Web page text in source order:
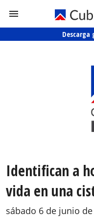
Descarga
Identifican a
vida en una
sábado 6 de junio